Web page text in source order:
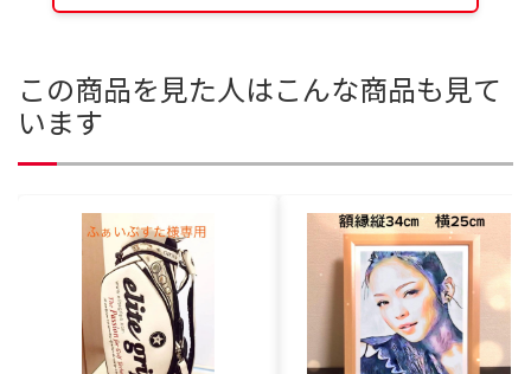
この商品を見た人はこんな商品も見て
います